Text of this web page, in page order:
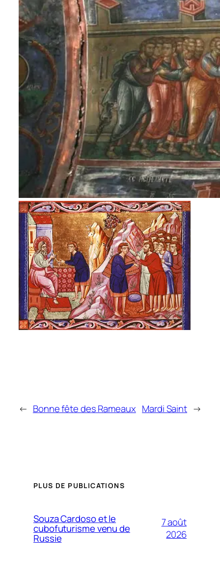
← Bonne fête des Rameaux Mardi Saint →
PLUS DE PUBLICATIONS
Souza Cardoso et le
cubofuturisme venu de
Russie
7 août
2026